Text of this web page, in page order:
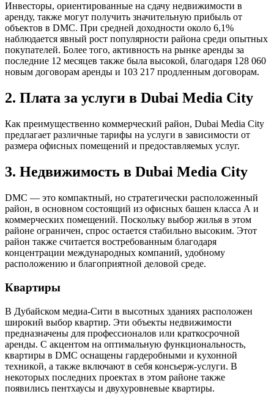
Инвесторы, ориентированные на сдачу недвижимости в
аренду, также могут получить значительную прибыль от
объектов в DMC. При средней доходности около 6,1%
наблюдается явный рост популярности района среди опытных
покупателей. Более того, активность на рынке аренды за
последние 12 месяцев также была высокой, благодаря 128 060
новым договорам аренды и 103 217 продленным договорам.
2. Плата за услуги в Dubai Media City
Как преимущественно коммерческий район, Dubai Media City
предлагает различные тарифы на услуги в зависимости от
размера офисных помещений и предоставляемых услуг.
3. Недвижимость в Dubai Media City
DMC — это компактный, но стратегически расположенный
район, в основном состоящий из офисных башен класса А и
коммерческих помещений. Поскольку выбор жилья в этом
районе ограничен, спрос остается стабильно высоким. Этот
район также считается востребованным благодаря
концентрации международных компаний, удобному
расположению и благоприятной деловой среде.
Квартиры
В Дубайском медиа-Сити в высотных зданиях расположен
широкий выбор квартир. Эти объекты недвижимости
предназначены для профессионалов или краткосрочной
аренды. С акцентом на оптимальную функциональность,
квартиры в DMC оснащены гардеробными и кухонной
техникой, а также включают в себя консьерж-услуги. В
некоторых последних проектах в этом районе также
появились пентхаусы и двухуровневые квартиры.